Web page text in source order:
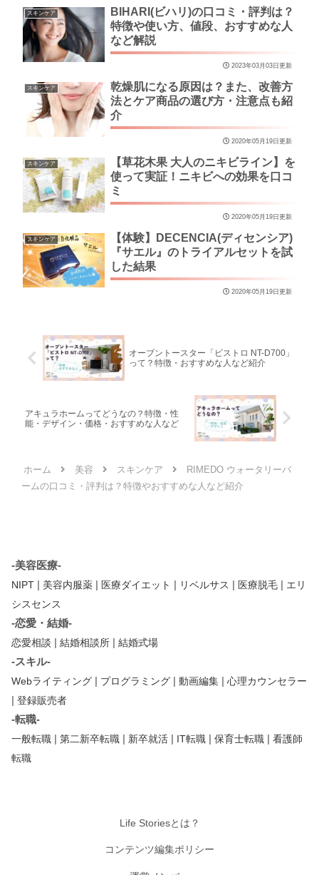
スキンケア
BIHARI(ビハリ)の口コミ・評判は？
特徴や使い方、値段、おすすめな人
など解説
2023年03月03日更新
スキンケア
乾燥肌になる原因は？また、改善方
法とケア商品の選び方・注意点も紹
介
2020年05月19日更新
スキンケア
【草花木果 大人のニキビライン】を
使って実証！ニキビへの効果を口コ
ミ
2020年05月19日更新
スキンケア
【体験】DECENCIA(ディセンシア)
『サエル』のトライアルセットを試
した結果
2020年05月19日更新
オーブントースター「ビストロ NT-D700」
って？特徴・おすすめな人など紹介
アキュラホームってどうなの？特徴・性
能・デザイン・価格・おすすめな人など
ホーム 美容 スキンケア
RIMEDO ウォータリーバ
ームの口コミ・評判は？特徴やおすすめな人など紹介
-美容医療-
NIPT | 美容内服薬 | 医療ダイエット | リベルサス | 医療脱毛 | エリ
シスセンス
-恋愛・結婚-
恋愛相談 | 結婚相談所 | 結婚式場
-スキル-
Webライティング | プログラミング | 動画編集 | 心理カウンセラー
| 登録販売者
-転職-
一般転職 | 第二新卒転職 | 新卒就活 | IT転職 | 保育士転職 | 看護師
転職
Life Storiesとは？
コンテンツ編集ポリシー